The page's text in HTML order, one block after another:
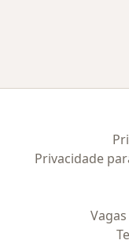
Privacidade
Vagas